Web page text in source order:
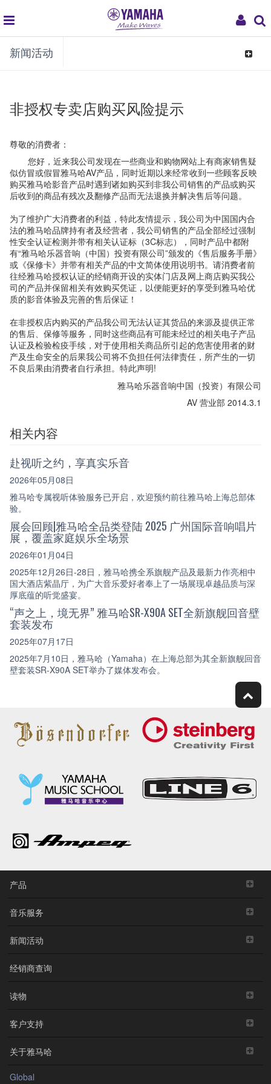
My
global
navigation
新闻活动
Toggle
非授权专卖店购买风险提示
尊敬的消费者：
您好，近来我公司发现在一些商业和购物网站上有商家销售疑
似仿冒或假冒雅马哈AV产品，同时近期以来经常收到一些顾客反映
购买雅马哈影音产品时遇到诸如购买到非我公司销售的产品或购买
后收到的商品有残次及翻修产品而无法退换并解决售后等问题。
为了维护广大消费者的利益，特此友情提示，我公司为中国国内合
法的雅马哈品牌持有者及经营者，我公司销售的产品全部经过强制
性安全认证检测并带有相关认证标（3C标志），同时产品中都附
有“雅马哈乐器音响（中国）投资有限公司”颁发的《售后服务手册》
或《保修卡》并带有相关产品的中文简体使用说明书。请消费者前
往经雅马哈授权认证的经销商开设的实体门店及网上商店购买我公
司的产品并保留相关有效购买凭证，以便能更好的享受到雅马哈优
质的影音体验及完善的售后保证！
在非授权店内购买的产品我公司无法认证其货品的来源及提供正常
的售后、保修等服务，同时这些商品有可能未经过的相关电子产品
认证及检验检疫手续，对于使用相关商品所引起的危害使用者的财
产及生命安全的后果我公司将不负担任何法律责任，所产生的一切
不良后果由消费者自行承担。特此声明!
雅马哈乐器音响中国（投资）有限公司
AV 营业部 2014.3.1
相关内容
赴视听之约，享真实乐音
2026年05月08日
雅马哈专属视听体验服务已开启，欢迎预约前往雅马哈上海总部体
验。
展会回顾|雅马哈全品类登陆 2025 广州国际音响唱片
展，覆盖家庭娱乐全场景
2026年01月04日
2025年12月26日-28日，雅马哈携全系旗舰产品及最新力作亮相中
国大酒店紫晶厅，为广大音乐爱好者奉上了一场展现卓越品质与深
厚底蕴的听觉盛宴。
“声之上，境无界” 雅马哈SR-X90A SET全新旗舰回音壁
套装发布
2025年07月17日
2025年7月10日，雅马哈（Yamaha）在上海总部为其全新旗舰回音
壁套装SR-X90A SET举办了媒体发布会。
产品
音乐服务
新闻活动
经销商查询
读物
客户支持
关于雅马哈
Global